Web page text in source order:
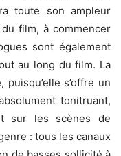
toute son ampleur
film, à commencer
sont également
au long du film. La
s’offre un
tonitruant,
sur les scènes de
: tous les canaux